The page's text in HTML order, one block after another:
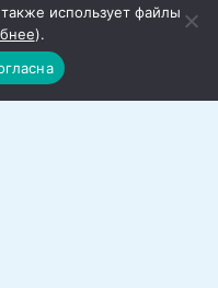
использует файлы
).